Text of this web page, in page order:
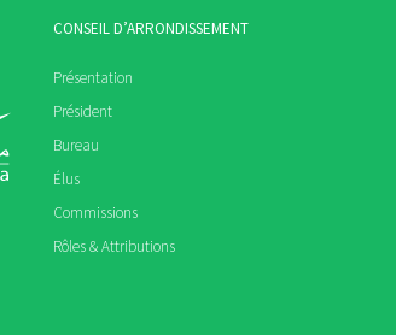
CONSEIL D’ARRONDISSEMENT
Présentation
Président
Bureau
Élus
Commissions
Rôles & Attributions